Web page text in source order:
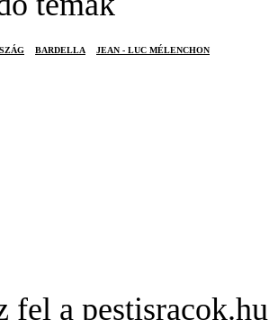
BARDELLA JEAN - LUC MÉLENCHON
fel a pestisracok.hu